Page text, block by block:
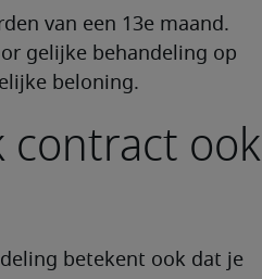
van een 13e maand.
gelijke behandeling op
beloning.
contract ook
betekent ook dat je